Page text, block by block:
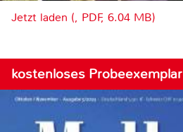
Jetzt laden (, PDF, 6.04 MB)
kostenloses Probeexemplar